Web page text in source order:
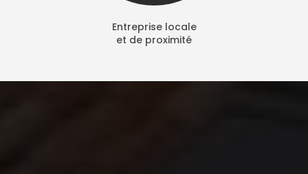
Entreprise locale
et de proximité